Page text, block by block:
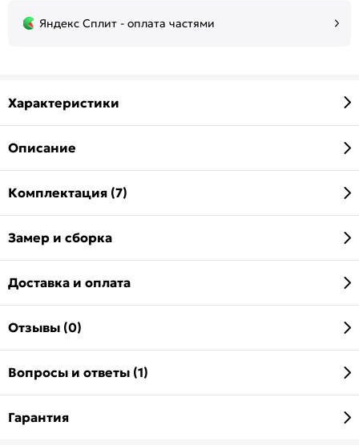
Яндекс Сплит - оплата частями
Характеристики
Описание
Комплектация (7)
Замер и сборка
Доставка и оплата
Отзывы (0)
Вопросы и ответы (1)
Гарантия